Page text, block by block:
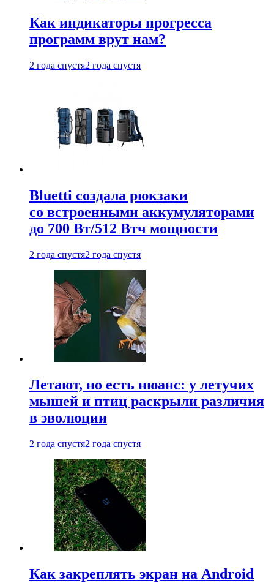
Как индикаторы прогресса
программ врут нам?
2 года спустя2 года спустя
Bluetti создала рюкзаки
со встроенными аккумуляторами
до 700 Вт/512 Втч мощности
2 года спустя2 года спустя
Летают, но есть нюанс: у летучих
мышей и птиц раскрыли различия
в эволюции
2 года спустя2 года спустя
Как закреплять экран на Android